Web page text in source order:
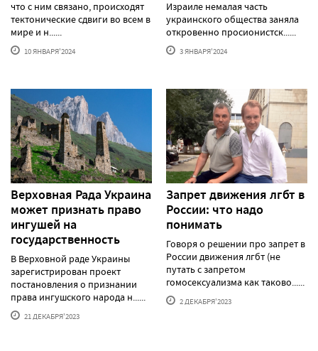
что с ним связано, происходят
тектонические сдвиги во всем в
мире и н......
10 ЯНВАРЯ'2024
Израиле немалая часть
украинского общества заняла
откровенно просионистск......
3 ЯНВАРЯ'2024
Верховная Рада Украина
может признать право
ингушей на
государственность
В Верховной раде Украины
зарегистрирован проект
постановления о признании
права ингушского народа н......
21 ДЕКАБРЯ'2023
Запрет движения лгбт в
России: что надо
понимать
Говоря о решении про запрет в
России движения лгбт (не
путать с запретом
гомосексуализма как таково......
2 ДЕКАБРЯ'2023